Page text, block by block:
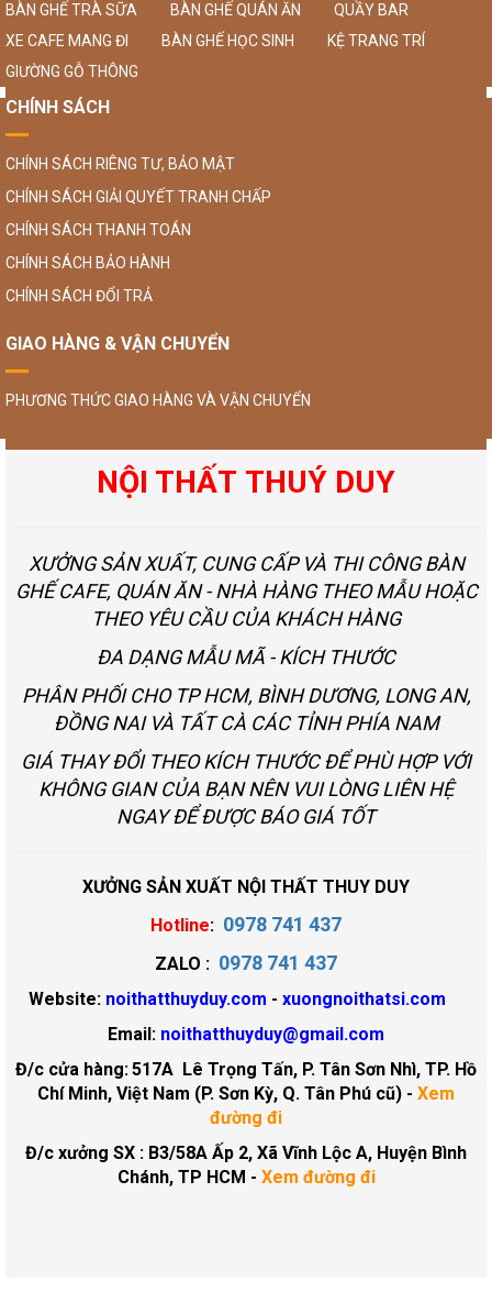
BÀN GHẾ TRÀ SỮA
BÀN GHẾ QUÁN ĂN
QUẦY BAR
XE CAFE MANG ĐI
BÀN GHẾ HỌC SINH
KỆ TRANG TRÍ
GIƯỜNG GỖ THÔNG
CHÍNH SÁCH
CHÍNH SÁCH RIÊNG TƯ, BẢO MẬT
CHÍNH SÁCH GIẢI QUYẾT TRANH CHẤP
CHÍNH SÁCH THANH TOÁN
CHÍNH SÁCH BẢO HÀNH
CHÍNH SÁCH ĐỔI TRẢ
GIAO HÀNG & VẬN CHUYỂN
PHƯƠNG THỨC GIAO HÀNG VÀ VẬN CHUYỂN
NỘI THẤT THUÝ DUY
XƯỞNG SẢN XUẤT, CUNG CẤP VÀ THI CÔNG BÀN
GHẾ CAFE, QUÁN ĂN - NHÀ HÀNG THEO MẪU HOẶC
THEO YÊU CẦU CỦA KHÁCH HÀNG
ĐA DẠNG MẪU MÃ - KÍCH THƯỚC
PHÂN PHỐI CHO TP HCM, BÌNH DƯƠNG, LONG AN,
ĐỒNG NAI VÀ TẤT CÀ CÁC TỈNH PHÍA NAM
GIÁ THAY ĐỔI THEO KÍCH THƯỚC ĐỂ PHÙ HỢP VỚI
KHÔNG GIAN CỦA BẠN NÊN VUI LÒNG LIÊN HỆ
NGAY ĐỂ ĐƯỢC BÁO GIÁ TỐT
XƯỞNG SẢN XUẤT NỘI THẤT THUY DUY
Hotline: 0978 741 437
ZALO : 0978 741 437
Website: noithatthuyduy.com - xuongnoithatsi.com
Email: noithatthuyduy@gmail.com
Đ/c cửa hàng:517A Lê Trọng Tấn, P. Tân Sơn Nhì, TP. Hồ
Chí Minh, Việt Nam (P. Sơn Kỳ, Q. Tân Phú cũ) - Xem
đường đi
Đ/c xưởng SX : B3/58A Ấp 2, Xã Vĩnh Lộc A, Huyện Bình
Chánh, TP HCM - Xem đường đi